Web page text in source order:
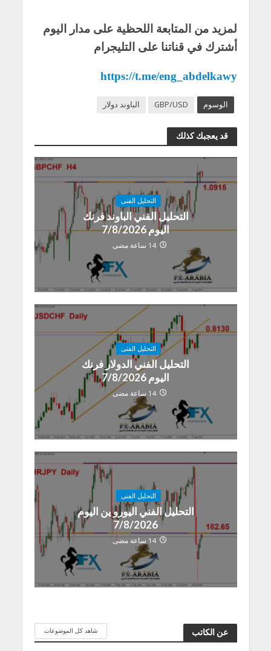
لمزيد من المتابعة اللحظية على مدار اليوم
أشترك في قناتنا على التليجرام
https://t.me/eng_abdelkawy
الوسوم GBP/USD الباوند دولار
قد يعجبك كذلك
التحليل الفنى
التحليل الفني الباوند فرنك
اليوم 7/8/2026
14 ساعة مضى
التحليل الفنى
التحليل الفني الدولار فرنك
اليوم 7/8/2026
14 ساعة مضى
التحليل الفنى
التحليل الفني اليورو ين اليوم
7/8/2026
14 ساعة مضى
عن الكاتب شاهد كل الموضوعات